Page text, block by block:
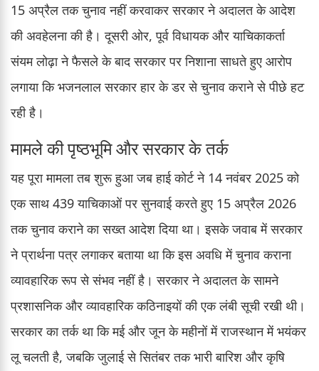
15 अप्रैल तक चुनाव नहीं करवाकर सरकार ने अदालत के आदेश
की अवहेलना की है। दूसरी ओर, पूर्व विधायक और याचिकाकर्ता
संयम लोढ़ा ने फैसले के बाद सरकार पर निशाना साधते हुए आरोप
लगाया कि भजनलाल सरकार हार के डर से चुनाव कराने से पीछे हट
रही है।
मामले की पृष्ठभूमि और सरकार के तर्क
यह पूरा मामला तब शुरू हुआ जब हाई कोर्ट ने 14 नवंबर 2025 को
एक साथ 439 याचिकाओं पर सुनवाई करते हुए 15 अप्रैल 2026
तक चुनाव कराने का सख्त आदेश दिया था। इसके जवाब में सरकार
ने प्रार्थना पत्र लगाकर बताया था कि इस अवधि में चुनाव कराना
व्यावहारिक रूप से संभव नहीं है। सरकार ने अदालत के सामने
प्रशासनिक और व्यावहारिक कठिनाइयों की एक लंबी सूची रखी थी।
सरकार का तर्क था कि मई और जून के महीनों में राजस्थान में भयंकर
लू चलती है, जबकि जुलाई से सितंबर तक भारी बारिश और कृषि